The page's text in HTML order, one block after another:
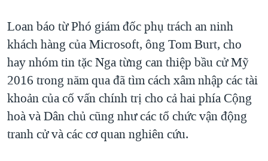
Loan báo từ Phó giám đốc phụ trách an ninh
khách hàng của Microsoft, ông Tom Burt, cho
hay nhóm tin tặc Nga từng can thiệp bầu cử Mỹ
2016 trong năm qua đã tìm cách xâm nhập các tài
khoản của cố vấn chính trị cho cả hai phía Cộng
hoà và Dân chủ cũng như các tổ chức vận động
tranh cử và các cơ quan nghiên cứu.